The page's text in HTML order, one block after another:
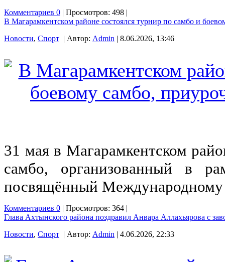
Комментариев 0 | Просмотров: 498 |
В Магарамкентском районе состоялся турнир по самбо и
Новости, Спорт | Автор: Admin | 8.06.2026, 13:46
31 мая в Магарамкентском
самбо, организованный в
посвящённый
Комментариев 0 | Просмотров: 364 |
Глава Ахтынского района поздравил Анвара Аллахьярова с
Новости, Спорт | Автор: Admin | 4.06.2026, 22:33